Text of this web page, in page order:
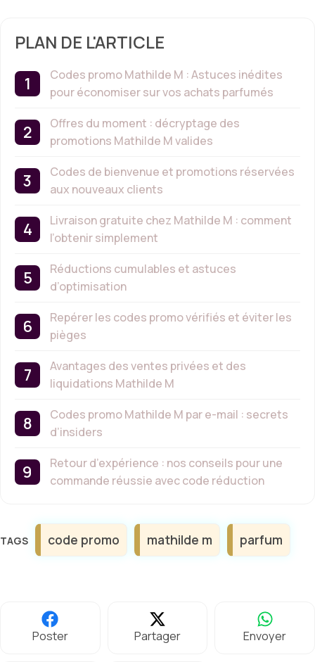
PLAN DE L'ARTICLE
Codes promo Mathilde M : Astuces inédites
pour économiser sur vos achats parfumés
Offres du moment : décryptage des
promotions Mathilde M valides
Codes de bienvenue et promotions réservées
aux nouveaux clients
Livraison gratuite chez Mathilde M : comment
l’obtenir simplement
Réductions cumulables et astuces
d’optimisation
Repérer les codes promo vérifiés et éviter les
pièges
Avantages des ventes privées et des
liquidations Mathilde M
Codes promo Mathilde M par e-mail : secrets
d’insiders
Retour d’expérience : nos conseils pour une
commande réussie avec code réduction
Étiquettes
code promo mathilde m parfum
Poster Partager Envoyer